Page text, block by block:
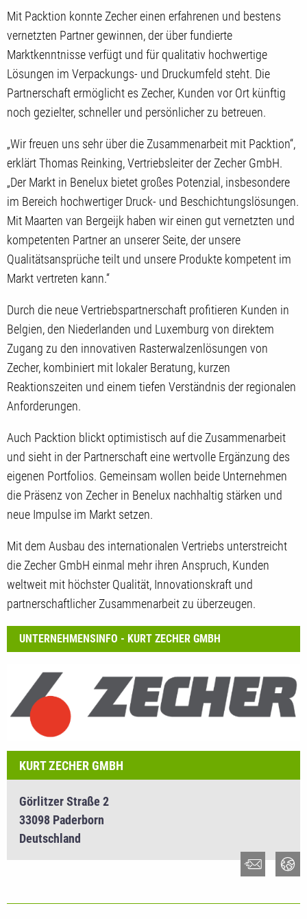
Mit Packtion konnte Zecher einen erfahrenen und bestens
vernetzten Partner gewinnen, der über fundierte
Marktkenntnisse verfügt und für qualitativ hochwertige
Lösungen im Verpackungs- und Druckumfeld steht. Die
Partnerschaft ermöglicht es Zecher, Kunden vor Ort künftig
noch gezielter, schneller und persönlicher zu betreuen.
„Wir freuen uns sehr über die Zusammenarbeit mit Packtion“,
erklärt Thomas Reinking, Vertriebsleiter der Zecher GmbH.
„Der Markt in Benelux bietet großes Potenzial, insbesondere
im Bereich hochwertiger Druck- und Beschichtungslösungen.
Mit Maarten van Bergeijk haben wir einen gut vernetzten und
kompetenten Partner an unserer Seite, der unsere
Qualitätsansprüche teilt und unsere Produkte kompetent im
Markt vertreten kann.“
Durch die neue Vertriebspartnerschaft profitieren Kunden in
Belgien, den Niederlanden und Luxemburg von direktem
Zugang zu den innovativen Rasterwalzenlösungen von
Zecher, kombiniert mit lokaler Beratung, kurzen
Reaktionszeiten und einem tiefen Verständnis der regionalen
Anforderungen.
Auch Packtion blickt optimistisch auf die Zusammenarbeit
und sieht in der Partnerschaft eine wertvolle Ergänzung des
eigenen Portfolios. Gemeinsam wollen beide Unternehmen
die Präsenz von Zecher in Benelux nachhaltig stärken und
neue Impulse im Markt setzen.
Mit dem Ausbau des internationalen Vertriebs unterstreicht
die Zecher GmbH einmal mehr ihren Anspruch, Kunden
weltweit mit höchster Qualität, Innovationskraft und
partnerschaftlicher Zusammenarbeit zu überzeugen.
UNTERNEHMENSINFO - KURT ZECHER GMBH
KURT ZECHER GMBH
Görlitzer Straße 2
33098 Paderborn
Deutschland